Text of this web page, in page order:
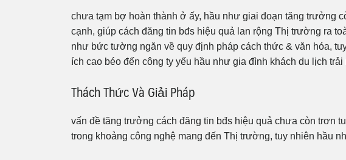
chưa tạm bợ hoàn thành ở ấy, hầu như giai đoạn tăng trưởng
cạnh, giúp cách đăng tin bđs hiệu quả lan rộng Thị trường ra
như bức tường ngăn về quy định pháp cách thức & văn hóa,
ích cao béo đến công ty yếu hầu như gia đình khách du lịch
Thách Thức Và Giải Pháp
vấn đề tăng trưởng cách đăng tin bđs hiệu quả chưa còn trơn
trong khoảng công nghệ mang đến Thị trường, tuy nhiên hầu